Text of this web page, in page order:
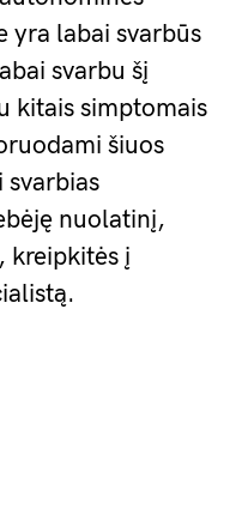
yra labai svarbūs
svarbu šį
kitais simptomais
šiuos
nuolatinį,
kreipkitės į